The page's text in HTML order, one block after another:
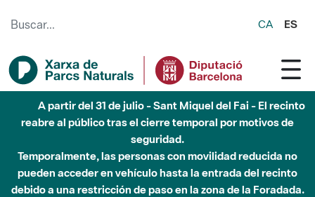
CA ES
A partir del 31 de julio - Sant Miquel del Fai - El recinto
reabre al público tras el cierre temporal por motivos de
seguridad.
Temporalmente, las personas con movilidad reducida no
pueden acceder en vehículo hasta la entrada del recinto
debido a una restricción de paso en la zona de la Foradada.